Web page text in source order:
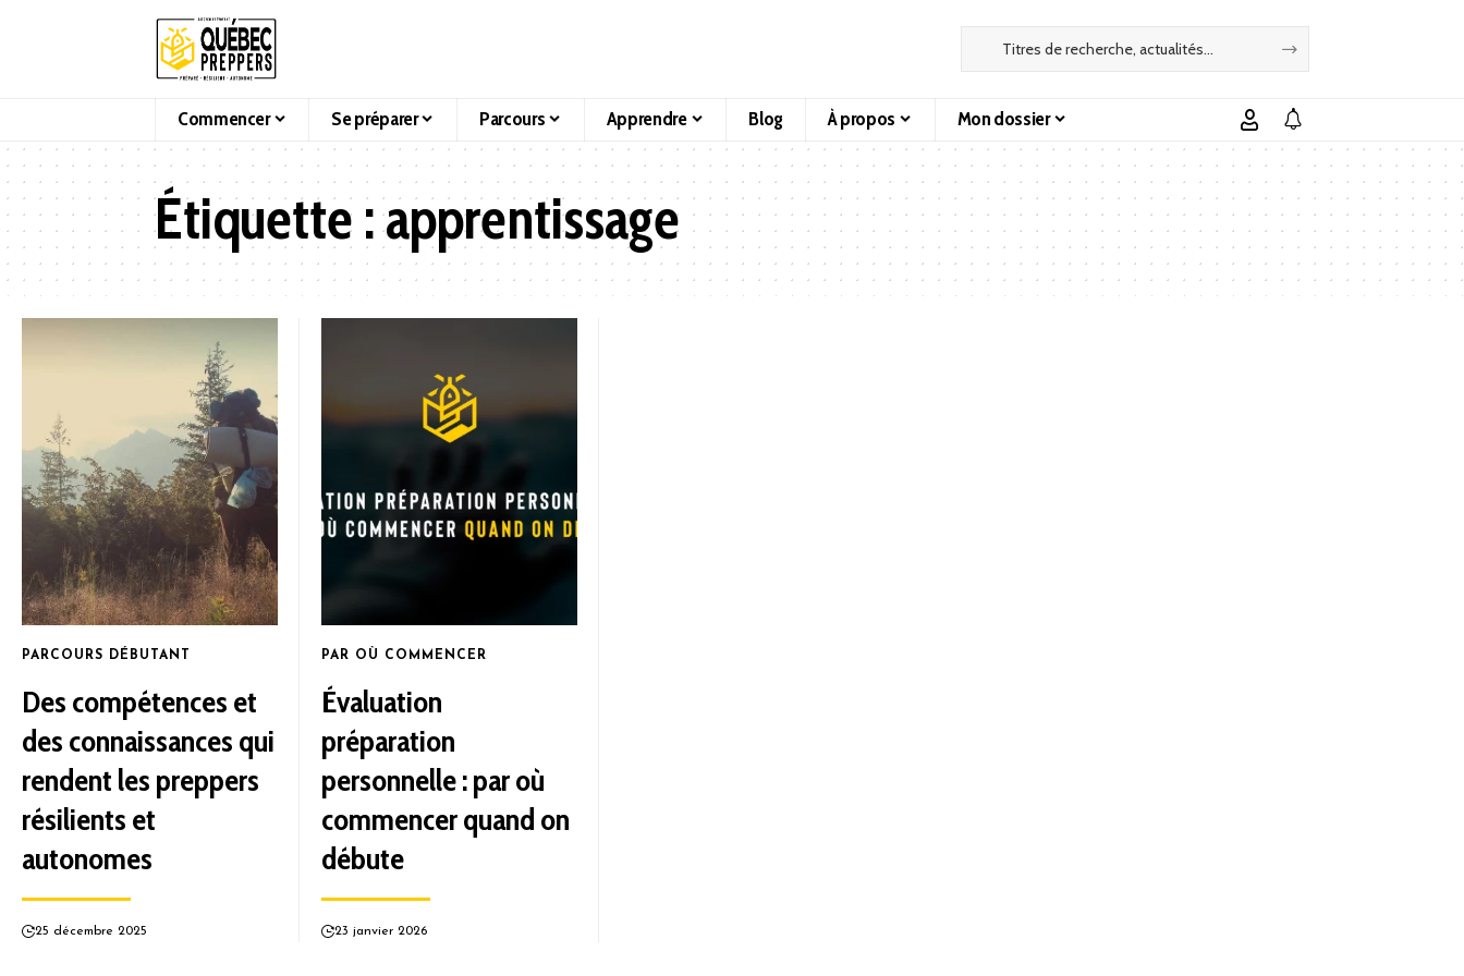
Commencer Se préparer Parcours Apprendre Blog À propos Mon dossier
Étiquette :apprentissage
PARCOURS DÉBUTANT
Des compétences et
des connaissances qui
rendent les preppers
résilients et
autonomes
25 décembre 2025
PAR OÙ COMMENCER
Évaluation
préparation
personnelle : par où
commencer quand on
débute
23 janvier 2026